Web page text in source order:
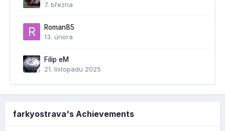
7. března
Roman85
13. února
Filip eM
21. listopadu 2025
farkyostrava's Achievements